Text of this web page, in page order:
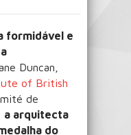
formidável e
Duncan,
of British
de
a arquitecta
do